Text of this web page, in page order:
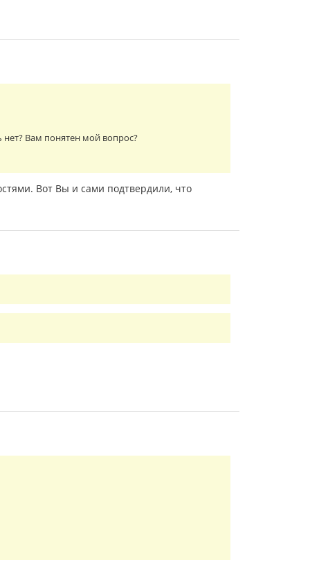
Вам понятен мой вопрос?
Вот Вы и сами подтвердили, что